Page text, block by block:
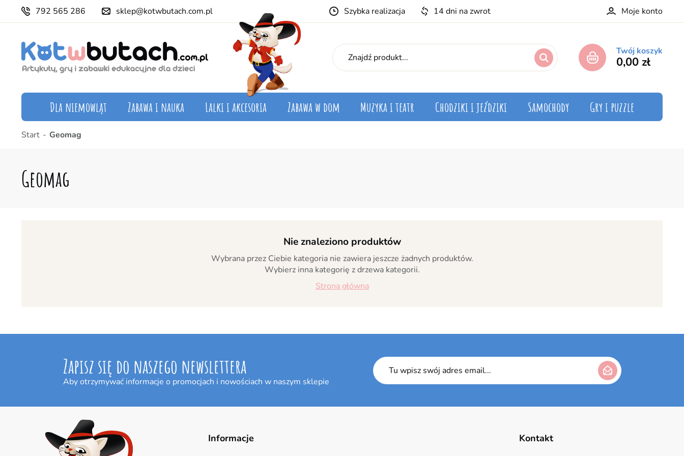
792 565 286 sklep@kotwbutach.com.pl Szybka realizacja 14 dni na zwrot Moje konto
Twój koszyk
0,00 zł
Dla niemowląt Zabawa i nauka Lalki i akcesoria Zabawa w dom Muzyka i teatr Chodziki i jeździki Samochody Gry i puzzle
Start Geomag
Geomag
Nie znaleziono produktów
Wybrana przez Ciebie kategoria nie zawiera jeszcze żadnych produktów.
Wybierz inna kategorię z drzewa kategorii.
Strona główna
Zapisz się do naszego newslettera
Aby otrzymywać informacje o promocjach i nowościach w naszym sklepie
Informacje Kontakt